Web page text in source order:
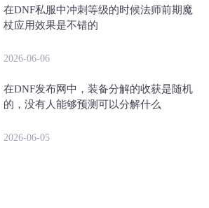
在DNF私服中冲刺等级的时候法师前期魔
杖应用效果是不错的
2026-06-06
在DNF发布网中，装备分解的收获是随机
的，没有人能够预测可以分解什么
2026-06-05